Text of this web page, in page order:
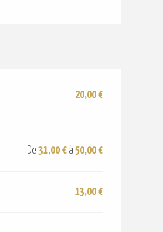
20,00 €
De31,00 € à50,00 €
13,00 €